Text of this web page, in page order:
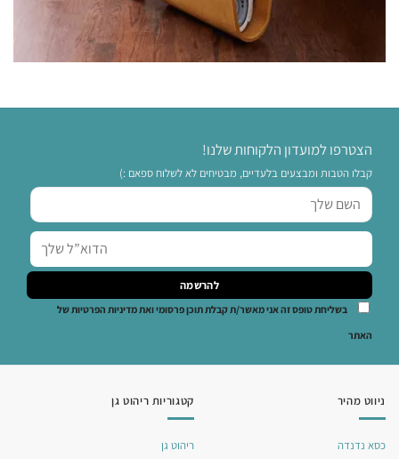
הצטרפו למועדון הלקוחות שלנו!
קבלו הטבות ומבצעים בלעדיים, מבטיחים לא לשלוח ספאם :)
בשליחת טופס זה אני מאשר/ת קבלת תוכן פרסומי ואת מדיניות הפרטיות של
האתר
ניווט מהיר
כסא נדנדה
קטגוריות ריהוט גן
ריהוט גן